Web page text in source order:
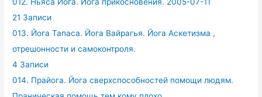
21 Записи
013. Йога Тапаса. Йога Вайрагья. Йога Аскетизма ,
отрешонности и самоконтроля.
4 Записи
014. Прайога. Йога сверхспособностей помощи людям.